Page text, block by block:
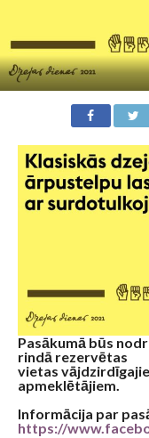
Pasākumā būs
rindā rezervētas
vietas
apmeklētājiem.
Informācija par
https://